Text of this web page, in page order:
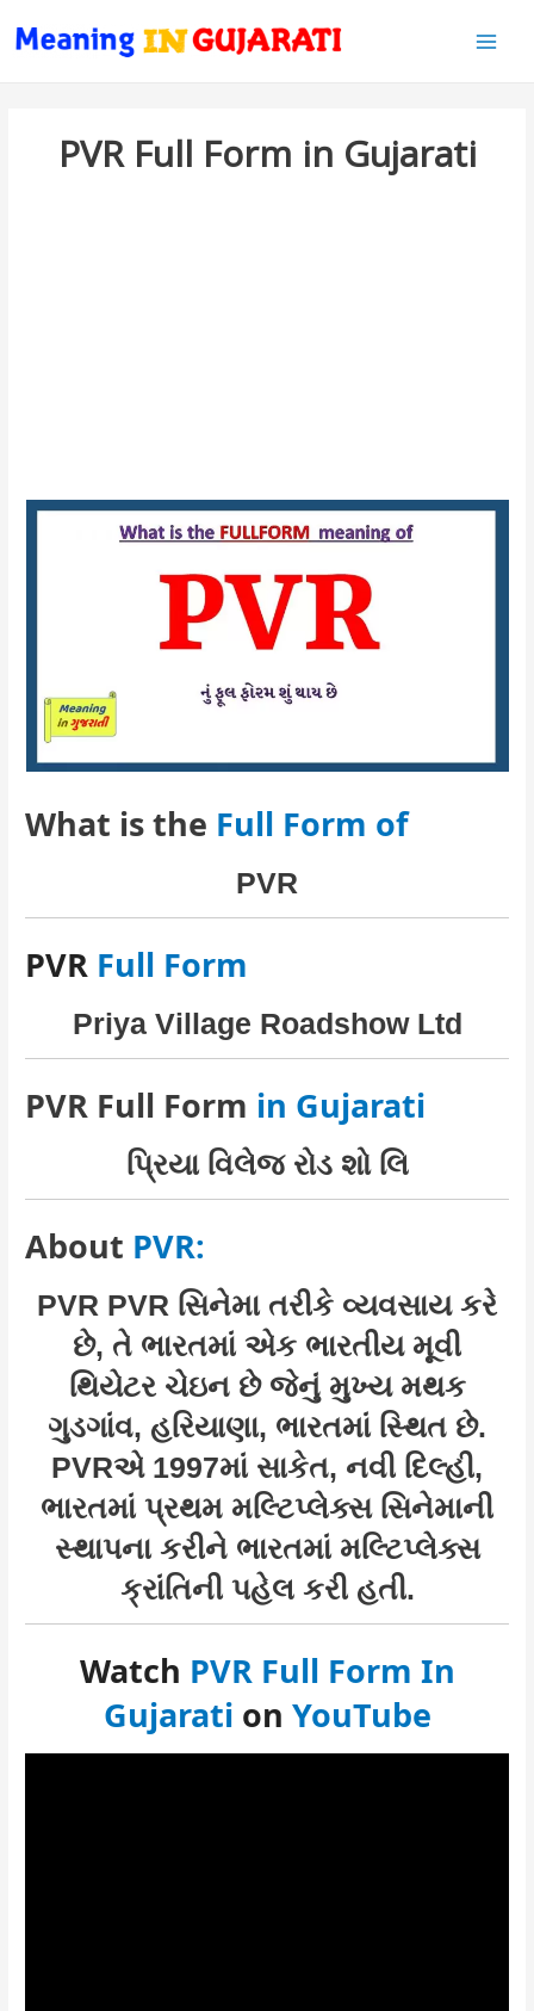
PVR Full Form in Gujarati
What is the Full Form of
PVR
PVR Full Form
Priya Village Roadshow Ltd
PVR Full Form in Gujarati
પ્રિયા વિલેજ રોડ શો લિ
About PVR:
PVR PVR સિનેમા તરીકે વ્યવસાય કરે
છે, તે ભારતમાં એક ભારતીય મૂવી
થિયેટર ચેઇન છે જેનું મુખ્ય મથક
ગુડગાંવ, હરિયાણા, ભારતમાં સ્થિત છે.
PVRએ 1997માં સાકેત, નવી દિલ્હી,
ભારતમાં પ્રથમ મલ્ટિપ્લેક્સ સિનેમાની
સ્થાપના કરીને ભારતમાં મલ્ટિપ્લેક્સ
ક્રાંતિની પહેલ કરી હતી.
Watch PVR Full Form In
Gujarati on YouTube